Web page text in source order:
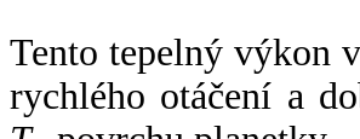
Tento tepelný výkon
rychlého otáčení a